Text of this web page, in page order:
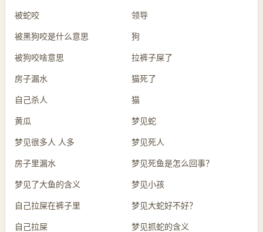
被蛇咬 领导
被黑狗咬是什么意思 狗
被狗咬啥意思 拉裤子屎了
房子漏水 猫死了
自己杀人 猫
黄瓜 梦见蛇
梦见很多人 人多 梦见死人
房子里漏水 梦见死鱼是怎么回事？
梦见了大鱼的含义 梦见小孩
自己拉屎在裤子里 梦见大蛇好不好？
自己拉屎 梦见抓蛇的含义